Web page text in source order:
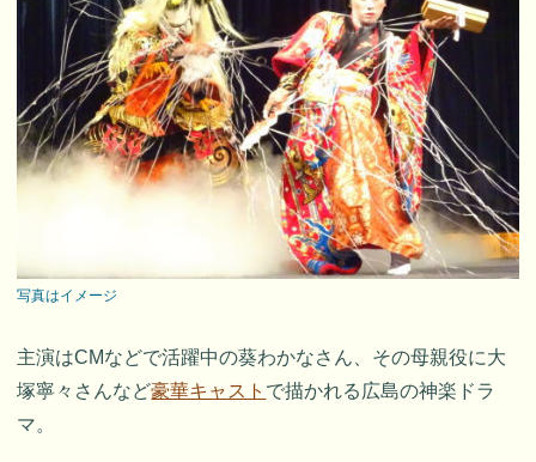
写真はイメージ
主演はCMなどで活躍中の葵わかなさん、その母親役に大
塚寧々さんなど豪華キャスト で描かれる広島の神楽ドラ
マ。